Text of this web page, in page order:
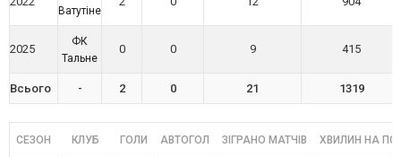
Ватутіне
2025
ФК
Тальне
0 0 9 415
Всього - 2 0 21 1319
СЕЗОН КЛУБ ГОЛИ АВТОГОЛ ЗІГРАНО МАТЧІВ ХВИЛИН НА